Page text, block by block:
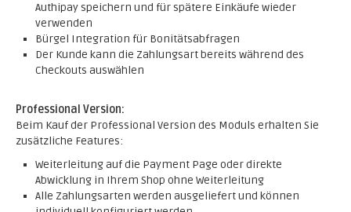
Authipay speichern und für spätere Einkäufe wieder
verwenden
Bürgel Integration für Bonitätsabfragen
Der Kunde kann die Zahlungsart bereits während des
Checkouts auswählen
Professional Version:
Beim Kauf der Professional Version des Moduls erhalten Sie
zusätzliche Features:
Weiterleitung auf die Payment Page oder direkte
Abwicklung in Ihrem Shop ohne Weiterleitung
Alle Zahlungsarten werden ausgeliefert und können